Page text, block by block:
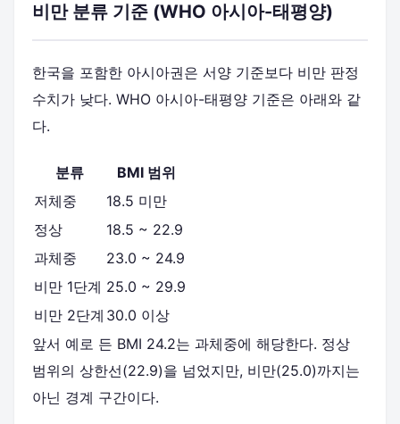
비만 분류 기준 (WHO 아시아-태평양)
한국을 포함한 아시아권은 서양 기준보다 비만 판정
수치가 낮다. WHO 아시아-태평양 기준은 아래와 같
다.
분류
BMI 범위
저체중
18.5 미만
정상
18.5 ~ 22.9
과체중
23.0 ~ 24.9
비만 1단계 25.0 ~ 29.9
비만 2단계 30.0 이상
앞서 예로 든 BMI 24.2는 과체중에 해당한다. 정상
범위의 상한선(22.9)을 넘었지만, 비만(25.0)까지는
아닌 경계 구간이다.